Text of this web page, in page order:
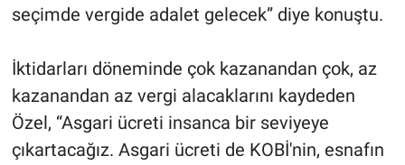
seçimde vergide adalet gelecek” diye konuştu.
İktidarları döneminde çok kazanandan çok, az
kazanandan az vergi alacaklarını kaydeden
Özel, “Asgari ücreti insanca bir seviyeye
çıkartacağız. Asgari ücreti de KOBİ'nin, esnafın